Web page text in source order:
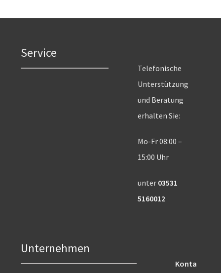
Service
Unternehmen
Telefonische
Unterstützung
und Beratung
erhalten Sie:
Mo-Fr 08:00 –
15:00 Uhr
unter 03531
5160012
Konta